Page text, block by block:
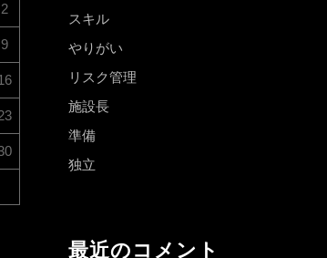
2
9
スキル
やりがい
リスク管理
施設長
準備
独立
最近のコメント